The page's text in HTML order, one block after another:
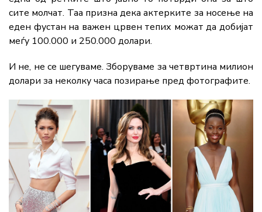
сите молчат. Таа призна дека актерките за носење на
еден фустан на важен црвен тепих можат да добијат
меѓу 100.000 и 250.000 долари.
И не, не се шегуваме. Зборуваме за четвртина милион
долари за неколку часа позирање пред фотографите.